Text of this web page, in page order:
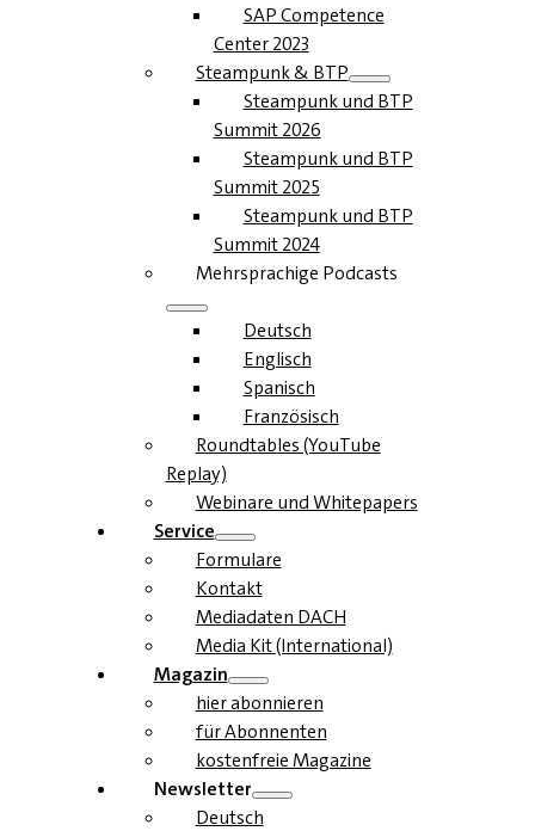
SAP Competence
Center 2023
Steampunk & BTP
Steampunk und BTP
Summit 2026
Steampunk und BTP
Summit 2025
Steampunk und BTP
Summit 2024
Mehrsprachige Podcasts
Deutsch
Englisch
Spanisch
Französisch
Roundtables (YouTube
Replay)
Webinare und Whitepapers
Service
Formulare
Kontakt
Mediadaten DACH
Media Kit (International)
Magazin
hier abonnieren
für Abonnenten
kostenfreie Magazine
Newsletter
Deutsch